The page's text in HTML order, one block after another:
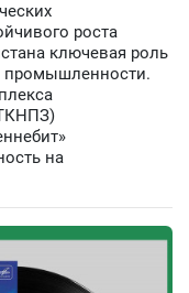
роста
ключевая роль
промышленности.
на